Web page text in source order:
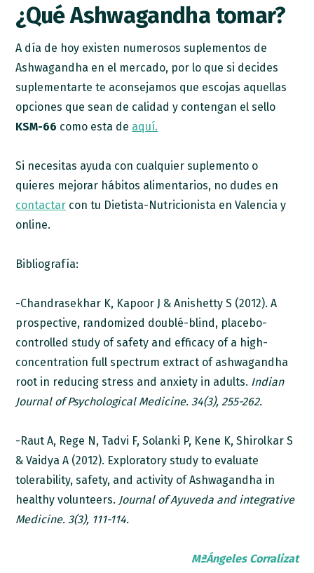
¿Qué Ashwagandha tomar?
A día de hoy existen numerosos suplementos de
Ashwagandha en el mercado, por lo que si decides
suplementarte te aconsejamos que escojas aquellas
opciones que sean de calidad y contengan el sello
KSM-66 como esta de aquí.
Si necesitas ayuda con cualquier suplemento o
quieres mejorar hábitos alimentarios, no dudes en
contactar con tu Dietista-Nutricionista en Valencia y
online.
Bibliografía:
-Chandrasekhar K, Kapoor J & Anishetty S (2012). A
prospective, randomized doublé-blind, placebo-
controlled study of safety and efficacy of a high-
concentration full spectrum extract of ashwagandha
root in reducing stress and anxiety in adults. Indian
Journal of Psychological Medicine. 34(3), 255-262.
-Raut A, Rege N, Tadvi F, Solanki P, Kene K, Shirolkar S
& Vaidya A (2012). Exploratory study to evaluate
tolerability, safety, and activity of Ashwagandha in
healthy volunteers. Journal of Ayuveda and integrative
Medicine. 3(3), 111-114.
MªÁngeles Corralizat